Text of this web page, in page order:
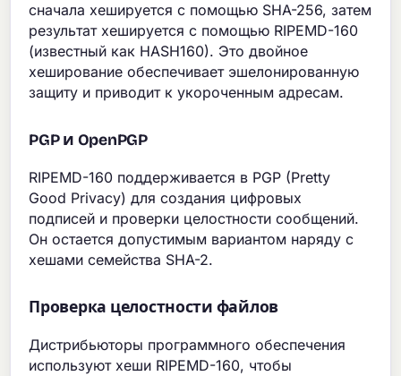
сначала хешируется с помощью SHA-256, затем
результат хешируется с помощью RIPEMD-160
(известный как HASH160). Это двойное
хеширование обеспечивает эшелонированную
защиту и приводит к укороченным адресам.
PGP и OpenPGP
RIPEMD-160 поддерживается в PGP (Pretty
Good Privacy) для создания цифровых
подписей и проверки целостности сообщений.
Он остается допустимым вариантом наряду с
хешами семейства SHA-2.
Проверка целостности файлов
Дистрибьюторы программного обеспечения
используют хеши RIPEMD-160, чтобы